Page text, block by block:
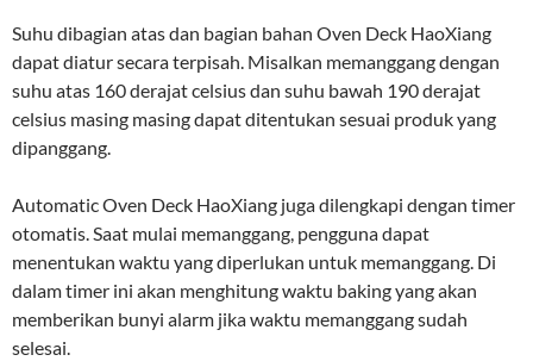
Suhu dibagian atas dan bagian bahan Oven Deck HaoXiang
dapat diatur secara terpisah. Misalkan memanggang dengan
suhu atas 160 derajat celsius dan suhu bawah 190 derajat
celsius masing masing dapat ditentukan sesuai produk yang
dipanggang.
Automatic Oven Deck HaoXiang juga dilengkapi dengan timer
otomatis. Saat mulai memanggang, pengguna dapat
menentukan waktu yang diperlukan untuk memanggang. Di
dalam timer ini akan menghitung waktu baking yang akan
memberikan bunyi alarm jika waktu memanggang sudah
selesai.